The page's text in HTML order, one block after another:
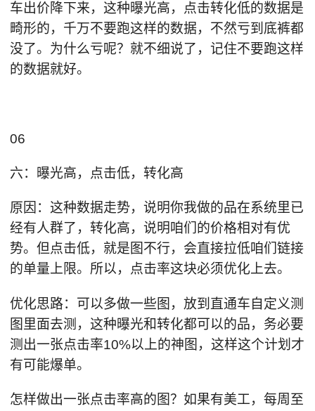
车出价降下来，这种曝光高，点击转化低的数据是
畸形的，千万不要跑这样的数据，不然亏到底裤都
没了。为什么亏呢？就不细说了，记住不要跑这样
的数据就好。
06
六：曝光高，点击低，转化高
原因：这种数据走势，说明你我做的品在系统里已
经有人群了，转化高，说明咱们的价格相对有优
势。但点击低，就是图不行，会直接拉低咱们链接
的单量上限。所以，点击率这块必须优化上去。
优化思路：可以多做一些图，放到直通车自定义测
图里面去测，这种曝光和转化都可以的品，务必要
测出一张点击率10%以上的神图，这样这个计划才
有可能爆单。
怎样做出一张点击率高的图？如果有美工，每周至